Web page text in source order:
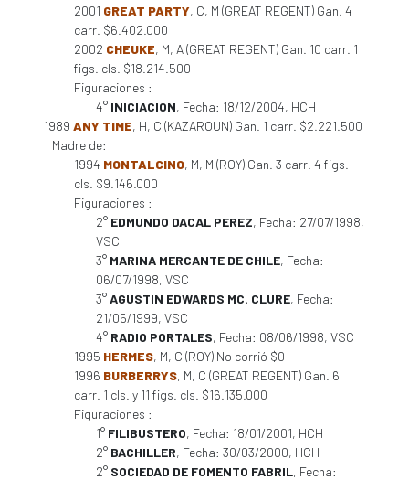
2001 GREAT PARTY, C, M (GREAT REGENT) Gan. 4
carr. $6.402.000
2002 CHEUKE, M, A (GREAT REGENT) Gan. 10 carr. 1
figs. cls. $18.214.500
Figuraciones :
4° INICIACION, Fecha: 18/12/2004, HCH
1989 ANY TIME, H, C (KAZAROUN) Gan. 1 carr. $2.221.500
Madre de:
1994 MONTALCINO, M, M (ROY) Gan. 3 carr. 4 figs.
cls. $9.146.000
Figuraciones :
2° EDMUNDO DACAL PEREZ, Fecha: 27/07/1998,
VSC
3° MARINA MERCANTE DE CHILE, Fecha:
06/07/1998, VSC
3°AGUSTIN EDWARDS MC. CLURE, Fecha:
21/05/1999, VSC
4° RADIO PORTALES, Fecha: 08/06/1998, VSC
1995 HERMES, M, C (ROY) No corrió $0
1996 BURBERRYS, M, C (GREAT REGENT) Gan. 6
carr. 1 cls. y 11 figs. cls. $16.135.000
Figuraciones :
1° FILIBUSTERO, Fecha: 18/01/2001, HCH
2° BACHILLER, Fecha: 30/03/2000, HCH
2° SOCIEDAD DE FOMENTO FABRIL, Fecha: